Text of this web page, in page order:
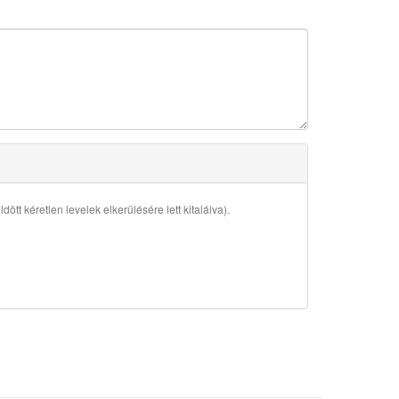
kéretlen levelek elkerülésére lett kitalálva).